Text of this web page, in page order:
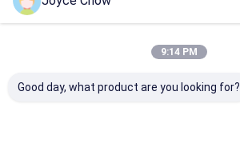
9:14 PM
Good day, what product are you looking for?